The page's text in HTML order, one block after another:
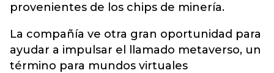
provenientes de los chips de minería.
La compañía ve otra gran oportunidad para
ayudar a impulsar el llamado metaverso, un
término para mundos virtuales